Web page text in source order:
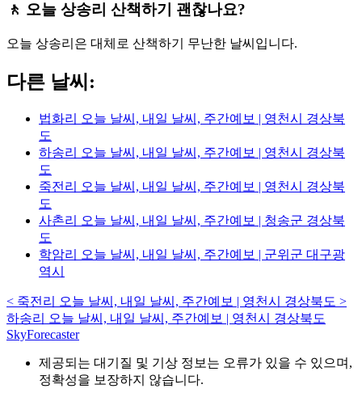
🚶 오늘 상송리 산책하기 괜찮나요?
오늘 상송리은 대체로 산책하기 무난한 날씨입니다.
다른 날씨:
법화리 오늘 날씨, 내일 날씨, 주간예보 | 영천시 경상북
도
하송리 오늘 날씨, 내일 날씨, 주간예보 | 영천시 경상북
도
죽전리 오늘 날씨, 내일 날씨, 주간예보 | 영천시 경상북
도
사촌리 오늘 날씨, 내일 날씨, 주간예보 | 청송군 경상북
도
학암리 오늘 날씨, 내일 날씨, 주간예보 | 군위군 대구광
역시
< 죽전리 오늘 날씨, 내일 날씨, 주간예보 | 영천시 경상북도 >
하송리 오늘 날씨, 내일 날씨, 주간예보 | 영천시 경상북도
SkyForecaster
제공되는 대기질 및 기상 정보는 오류가 있을 수 있으며,
정확성을 보장하지 않습니다.